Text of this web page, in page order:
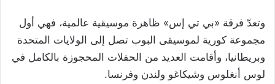
وتعدّ فرقة «بي تي إس» ظاهرة موسيقية عالمية، فهي أول
مجموعة كورية لموسيقى البوب تصل إلى الولايات المتحدة
وبريطانيا، وأقامت العديد من الحفلات المحجوزة بالكامل في
لوس أنغلوس وشيكاغو ولندن وفرنسا.